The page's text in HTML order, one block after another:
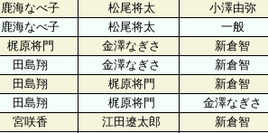
鹿海なべ子 松尾将太
小澤由弥
鹿海なべ子 松尾将太
一般
梶原将門 金澤なぎさ
新倉智
田島翔 金澤なぎさ
新倉智
田島翔 梶原将門
新倉智
田島翔 梶原将門
金澤なぎさ
宮咲香 江田遼太郎
新倉智